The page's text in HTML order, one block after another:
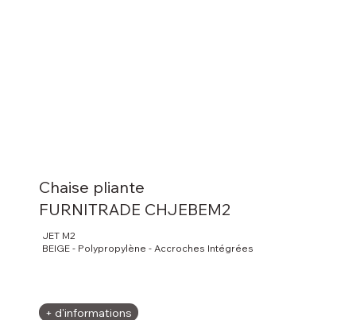
Chaise pliante
FURNITRADE CHJEBEM2
JET M2
BEIGE - Polypropylène - Accroches Intégrées
+ d'informations